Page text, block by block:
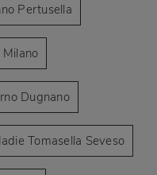
Pertusella
Dugnano
Tomasella Seveso